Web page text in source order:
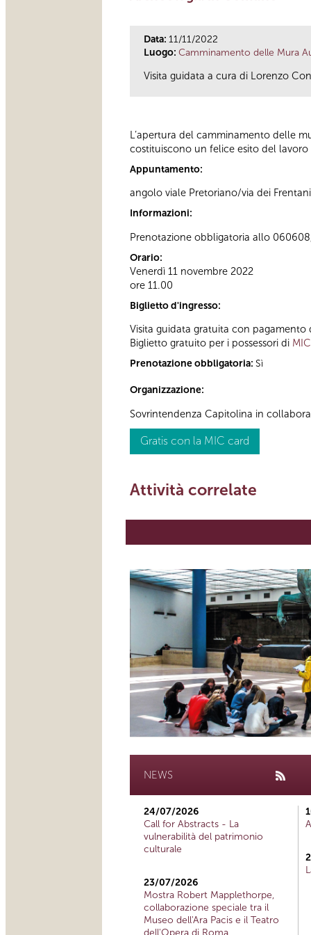
Data: 11/11/2022
Luogo: Camminamento delle Mura
Visita guidata a cura di Lorenzo
L’apertura del camminamento delle
costituiscono un felice esito del
Appuntamento:
angolo viale Pretoriano/via dei Frentani
Informazioni:
Prenotazione obbligatoria allo
Orario:
Venerdì 11 novembre 2022
ore 11.00
Biglietto d'ingresso:
Visita guidata gratuita con
Biglietto gratuito per i possessori di
Prenotazione obbligatoria: Sì
Organizzazione:
Sovrintendenza Capitolina in
Gratis con la MIC card
Attività correlate
NEWS
24/07/2026
Call for Abstracts - La
vulnerabilità del patrimonio
culturale
23/07/2026
Mostra Robert Mapplethorpe,
collaborazione speciale tra il
Museo dell'Ara Pacis e il Teatro
dell'Opera di Roma